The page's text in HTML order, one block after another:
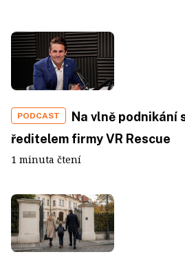
PODCAST
Na vlně podnikání
ředitelem firmy VR Rescue
1 minuta čtení